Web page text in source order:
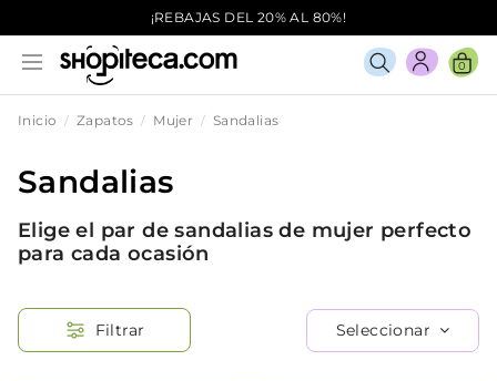
¡REBAJAS DEL 20% AL 80%!
0
Inicio Zapatos Mujer Sandalias
Sandalias
Elige el par de sandalias de mujer perfecto
para cada ocasión
Filtrar Seleccionar